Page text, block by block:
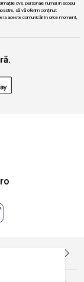
dvs. personale numai în scopul
să vă oferim conținut
la aceste comunicări în orice moment,